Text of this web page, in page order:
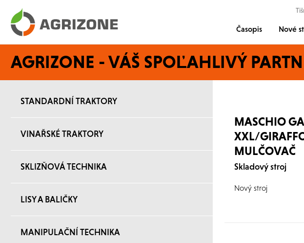
Časopis Nové
AGRIZONE - VÁŠ SPOĽAHLIVÝ
STANDARDNÍ TRAKTORY
VINAŘSKÉ TRAKTORY
SKLIZŇOVÁ TECHNIKA
LISY A BALIČKY
MANIPULAČNÍ TECHNIKA
MASCHIO
XXL/
MULČOVAČ
Skladový stroj
Nový stroj